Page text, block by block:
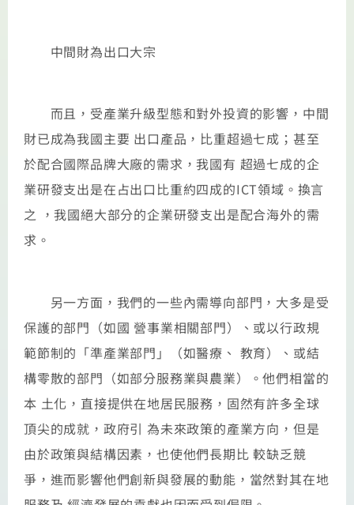
中間財為出口大宗
而且，受產業升級型態和對外投資的影響，中間
財已成為我國主要 出口產品，比重超過七成；甚至
於配合國際品牌大廠的需求，我國有 超過七成的企
業研發支出是在占出口比重約四成的ICT領域。換言
之 ，我國絕大部分的企業研發支出是配合海外的需
求。
另一方面，我們的一些內需導向部門，大多是受
保護的部門（如國 營事業相關部門）、或以行政規
範節制的「準產業部門」（如醫療、 教育）、或結
構零散的部門（如部分服務業與農業）。他們相當的
本 土化，直接提供在地居民服務，固然有許多全球
頂尖的成就，政府引 為未來政策的產業方向，但是
由於政策與結構因素，也使他們長期比 較缺乏競
爭，進而影響他們創新與發展的動能，當然對其在地